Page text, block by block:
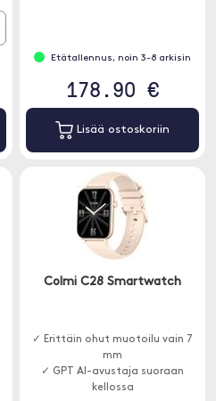
Etätallennus, noin 3-8 arkisin
178.90 €
Lisää ostoskoriin
Colmi C28 Smartwatch
✓ Erittäin ohut muotoilu vain 7
mm
✓ GPT AI-avustaja suoraan
kellossa